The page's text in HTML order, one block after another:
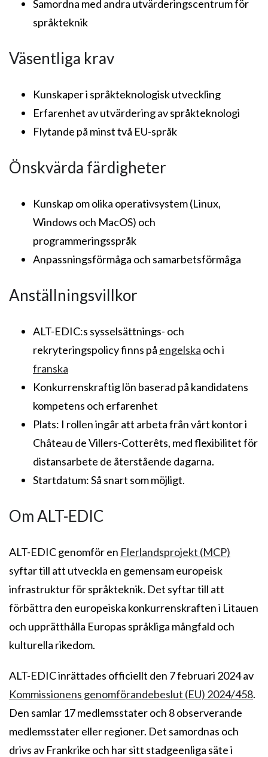
Samordna med andra utvärderingscentrum för
språkteknik
Väsentliga krav
Kunskaper i språkteknologisk utveckling
Erfarenhet av utvärdering av språkteknologi
Flytande på minst två EU-språk
Önskvärda färdigheter
Kunskap om olika operativsystem (Linux,
Windows och MacOS) och
programmeringsspråk
Anpassningsförmåga och samarbetsförmåga
Anställningsvillkor
ALT-EDIC:s sysselsättnings- och
rekryteringspolicy finns på engelska och i
franska
Konkurrenskraftig lön baserad på kandidatens
kompetens och erfarenhet
Plats: I rollen ingår att arbeta från vårt kontor i
Château de Villers-Cotterêts, med flexibilitet för
distansarbete de återstående dagarna.
Startdatum: Så snart som möjligt.
Om ALT-EDIC
ALT-EDIC genomför en Flerlandsprojekt (MCP)
syftar till att utveckla en gemensam europeisk
infrastruktur för språkteknik. Det syftar till att
förbättra den europeiska konkurrenskraften i Litauen
och upprätthålla Europas språkliga mångfald och
kulturella rikedom.
ALT-EDIC inrättades officiellt den 7 februari 2024 av
Kommissionens genomförandebeslut (EU) 2024/458.
Den samlar 17 medlemsstater och 8 observerande
medlemsstater eller regioner. Det samordnas och
drivs av Frankrike och har sitt stadgeenliga säte i